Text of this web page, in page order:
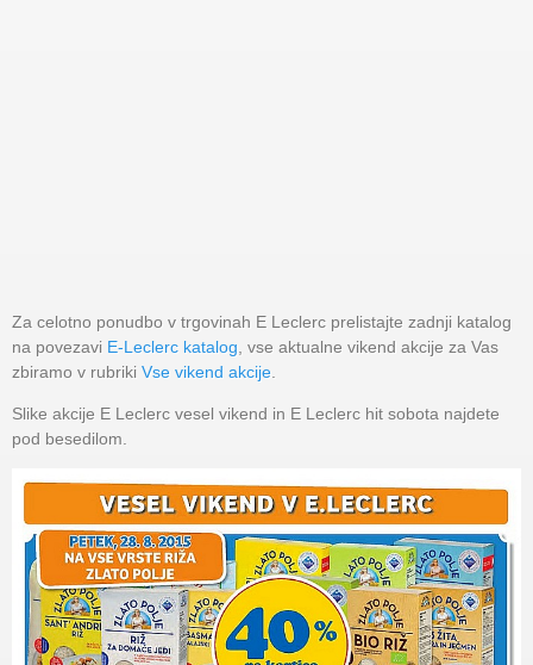
Za celotno ponudbo v trgovinah E Leclerc prelistajte zadnji katalog
na povezavi E-Leclerc katalog , vse aktualne vikend akcije za Vas
zbiramo v rubriki Vse vikend akcije
Slike akcije E Leclerc vesel vikend in E Leclerc hit sobota najdete
pod besedilom.